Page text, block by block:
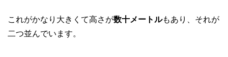
これがかなり大きくて高さが数十メートルもあり、それが
二つ並んでいます。